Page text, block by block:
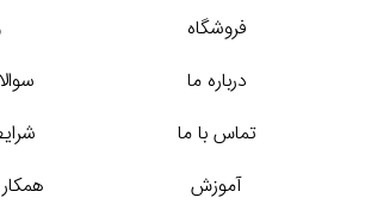
فروشگاه
درباره ما
تماس با ما
آموزش